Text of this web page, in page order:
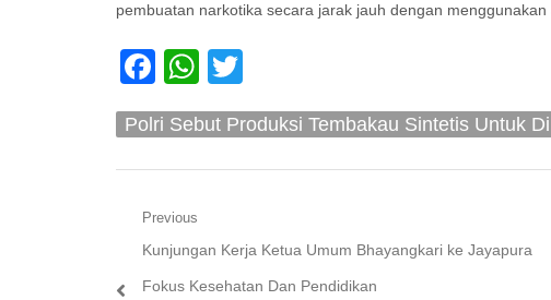
pembuatan narkotika secara jarak jauh dengan
Facebook
WhatsApp
Polri Sebut Produksi Tembakau Sintetis Untuk
Navigasi
pos
Previous
Previous
post:
Kunjungan Kerja Ketua Umum Bhayangkari ke Jayapura
Fokus Kesehatan Dan Pendidikan